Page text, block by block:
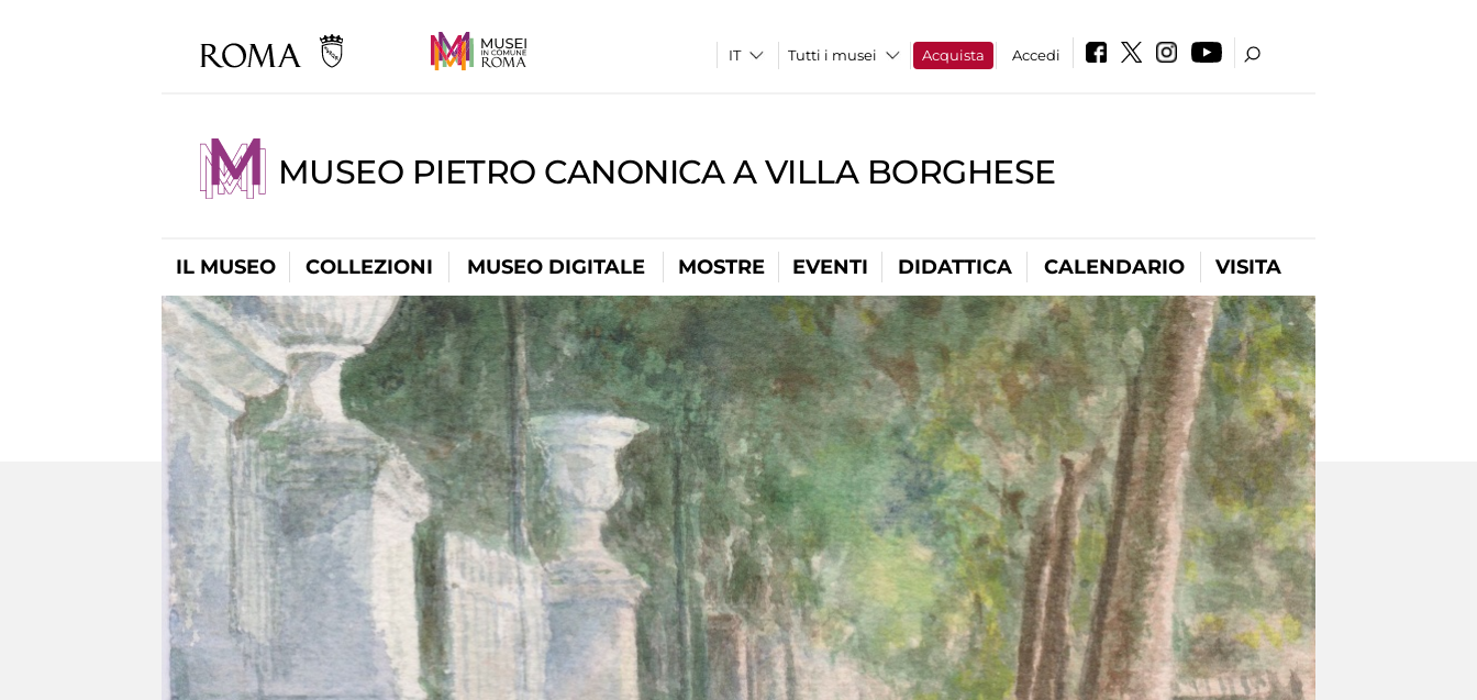
Tutti i musei Acquista Accedi
MUSEO PIETRO CANONICA A VILLA BORGHESE
IL MUSEO COLLEZIONI MUSEO DIGITALE MOSTRE EVENTI DIDATTICA CALENDARIO VISITA